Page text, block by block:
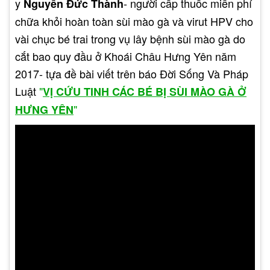
kiểm tra PAP định kỳ.
Nguyễn Đức Thành
chữa khỏi hoàn toàn sùi mào gà và virut HPV cho
vài chục bé trai trong vụ lây bệnh sùi mào gà do
cắt bao quy đầu ở Khoái Châu Hưng Yên năm
2017- tựa đề bài viết trên báo Đời Sống Và Pháp
Luật "VỊ CỨU TINH CÁC BÉ BỊ SÙI MÀO GÀ Ở
HƯNG YÊN"